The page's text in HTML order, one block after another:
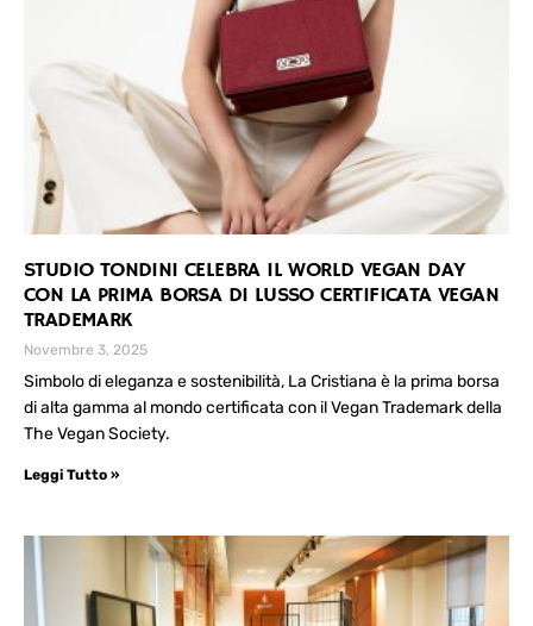
STUDIO TONDINI CELEBRA IL WORLD VEGAN DAY
CON LA PRIMA BORSA DI LUSSO CERTIFICATA VEGAN
TRADEMARK
Novembre 3, 2025
Simbolo di eleganza e sostenibilità, La Cristiana è la prima borsa
di alta gamma al mondo certificata con il Vegan Trademark della
The Vegan Society.
Leggi Tutto »